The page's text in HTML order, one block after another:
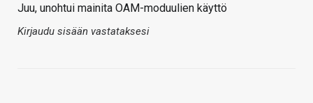
Juu, unohtui mainita OAM-moduulien käyttö
Kirjaudu sisään vastataksesi